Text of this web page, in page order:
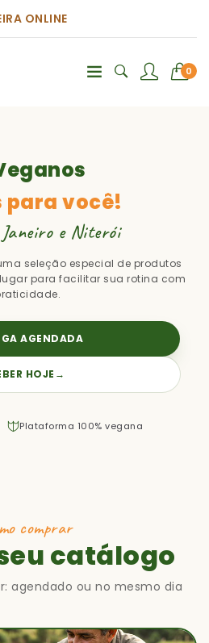
ONLINE
0
para você!
e Niterói
seleção especial de produtos
para facilitar sua rotina com
AGENDADA
HOJE →
Plataforma 100% vegana
comprar
catálogo
agendado ou no mesmo dia